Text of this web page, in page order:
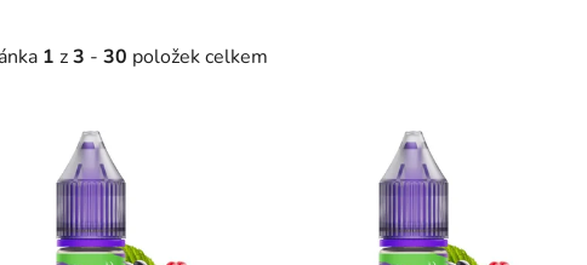
1 z3 - 30 položek celkem